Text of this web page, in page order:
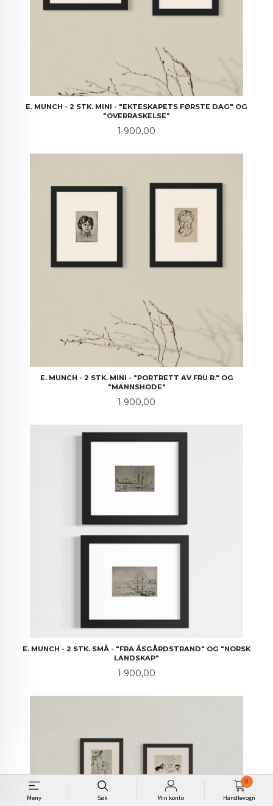
Meny Søk Min konto Handlevogn
0
E. MUNCH - 2 STK. MINI - "EKTESKAPETS FØRSTE DAG" OG
"OVERRASKELSE"
Pris
1 900,00
E. MUNCH - 2 STK. MINI - "PORTRETT AV FRU R." OG
"MANNSHODE"
Pris
1 900,00
E. MUNCH - 2 STK. SMÅ - "FRA ÅSGÅRDSTRAND" OG "NORSK
LANDSKAP"
Pris
1 900,00